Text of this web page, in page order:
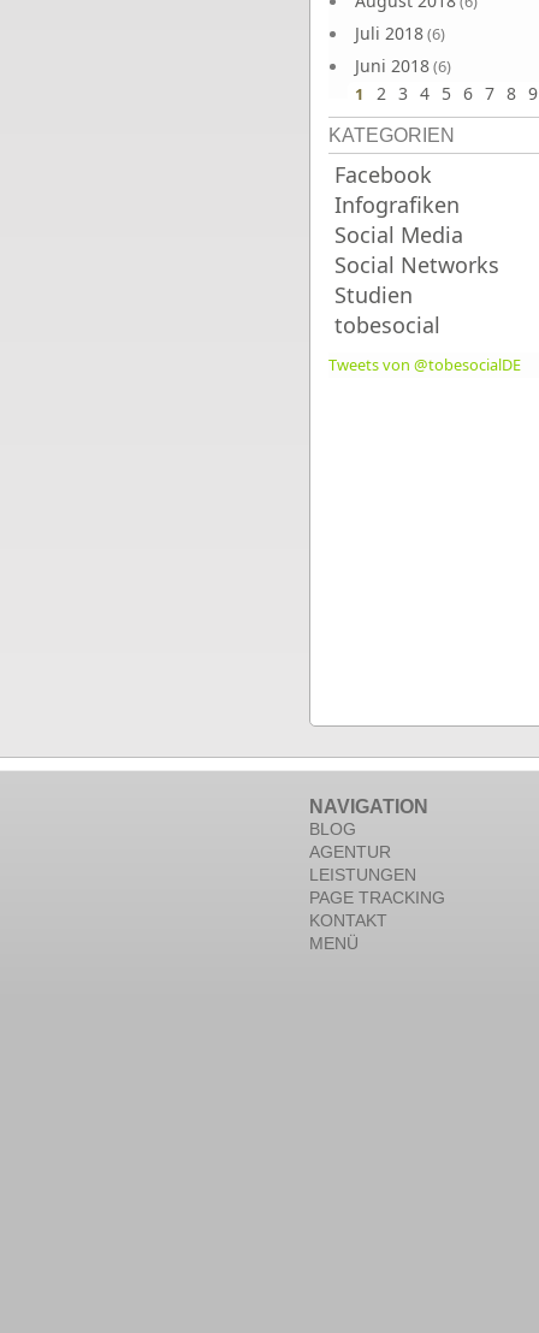
Juli 2018(6)
Juni 2018(6)
1 2 3 4 5 6 7 8 9
KATEGORIEN
Facebook
Infografiken
Social Media
Social Networks
Studien
tobesocial
Tweets von @tobesocialDE
NAVIGATION
BLOG
AGENTUR
LEISTUNGEN
PAGE TRACKING
KONTAKT
MENÜ